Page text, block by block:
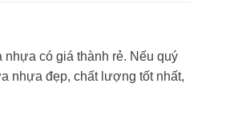
có giá thành rẻ. Nếu quý
nhựa đẹp, chất lượng tốt nhất,